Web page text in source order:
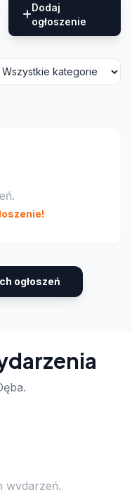
Dodaj
ogłoszenie
ogłoszeń
wydarzeń.